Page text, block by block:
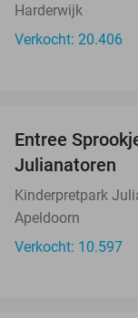
Harderwijk
Verkocht: 20.406
Entree
Julianatoren
Kinderpretpark
Apeldoorn
Verkocht: 10.597